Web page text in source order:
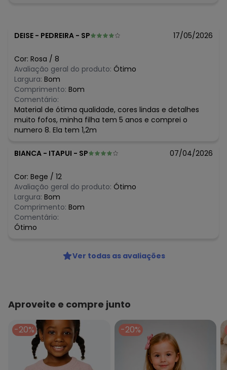
junho/2026 R$ 99,99
abril/2026
março/2026
fevereiro/2026
DEISE - PEDREIRA - SP 17/05/2026
Cor: Rosa / 8
Avaliação geral do produto: Ótimo
Largura: Bom
Comprimento: Bom
Comentário:
Material de ótima qualidade, cores lindas e detalhes
muito fofos, minha filha tem 5 anos e comprei o
numero 8. Ela tem 1,2m
BIANCA - ITAPUI - SP 07/04/2026
Cor: Bege / 12
Avaliação geral do produto: Ótimo
Largura: Bom
Comprimento: Bom
Comentário:
Ótimo
Ver todas as avaliações
Aproveite e compre junto
-20% -20%